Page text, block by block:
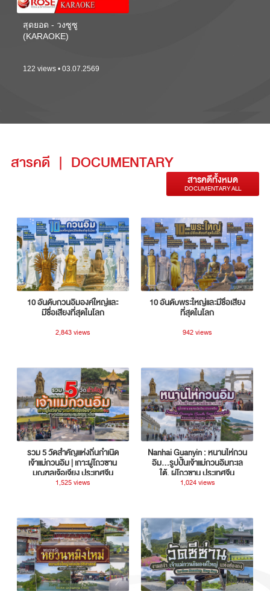
สุดยอด - วงซูซู
(KARAOKE)
122 views • 03.07.2569
สารคดี | DOCUMENTARY
สารคดีทั้งหมด
DOCUMENTARY ALL
10 อันดับกวนอิมองค์ใหญ่และ
มีชื่อเสียงที่สุดในโลก
2,843 views
10 อันดับพระใหญ่และมีชื่อเสียง
ที่สุดในโลก
942 views
รวม 5 วัดสำคัญแห่งถิ่นกำเนิด
เจ้าแม่กวนอิม | เกาะผู่โถวซาน
มณฑลเจ้อเจียง ประเทศจีน
1,525 views
Nanhai Guanyin : หนานไห่กวน
อิม...รูปปั้นเจ้าแม่กวนอิมทะเล
ใต้, ผู่โถวซาน ประเทศจีน
1,024 views